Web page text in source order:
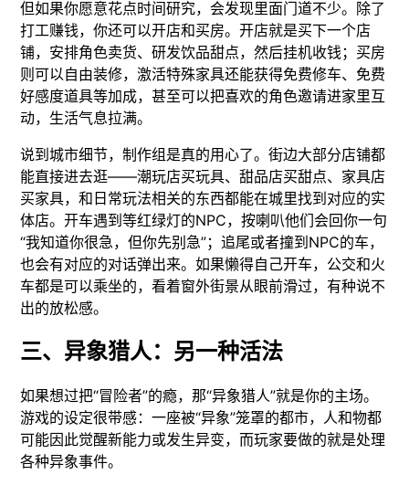
但如果你愿意花点时间研究，会发现里面门道不少。除了
打工赚钱，你还可以开店和买房。开店就是买下一个店
铺，安排角色卖货、研发饮品甜点，然后挂机收钱；买房
则可以自由装修，激活特殊家具还能获得免费修车、免费
好感度道具等加成，甚至可以把喜欢的角色邀请进家里互
动，生活气息拉满。
说到城市细节，制作组是真的用心了。街边大部分店铺都
能直接进去逛——潮玩店买玩具、甜品店买甜点、家具店
买家具，和日常玩法相关的东西都能在城里找到对应的实
体店。开车遇到等红绿灯的NPC，按喇叭他们会回你一句
“我知道你很急，但你先别急”；追尾或者撞到NPC的车，
也会有对应的对话弹出来。如果懒得自己开车，公交和火
车都是可以乘坐的，看着窗外街景从眼前滑过，有种说不
出的放松感。
三、异象猎人：另一种活法
如果想过把“冒险者”的瘾，那“异象猎人”就是你的主场。
游戏的设定很带感：一座被“异象”笼罩的都市，人和物都
可能因此觉醒新能力或发生异变，而玩家要做的就是处理
各种异象事件。